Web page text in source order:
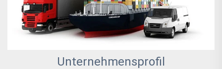
Unternehmensprofil